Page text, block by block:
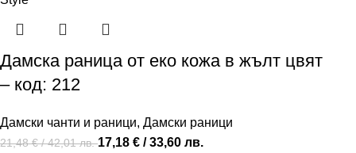
Дамска раница от еко кожа в жълт цвят
– код: 212
Дамски чанти и раници,Дамски раници
21,48€/ 42,01 лв.17,18€ / 33,60 лв.